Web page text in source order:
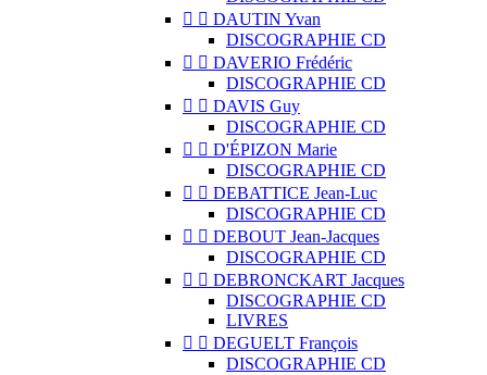
  DAUTIN Yvan
DISCOGRAPHIE CD
  DAVERIO Frédéric
DISCOGRAPHIE CD
  DAVIS Guy
DISCOGRAPHIE CD
  D'ÉPIZON Marie
DISCOGRAPHIE CD
  DEBATTICE Jean-Luc
DISCOGRAPHIE CD
  DEBOUT Jean-Jacques
DISCOGRAPHIE CD
  DEBRONCKART Jacques
DISCOGRAPHIE CD
LIVRES
  DEGUELT François
DISCOGRAPHIE CD